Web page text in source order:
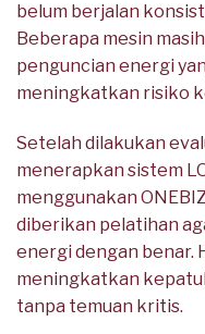
belum berjalan
Beberapa mesin
penguncian energi
meningkatkan risiko
Setelah dilakukan
menerapkan sistem
menggunakan
diberikan pelatihan
energi dengan benar.
meningkatkan
tanpa temuan kritis.